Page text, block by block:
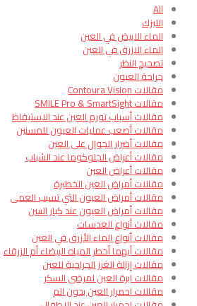
All
الليزك
الماء الابيض في العين
الماء الازرق في العين
تصحيح النظر
جراحة العيون
مقالات Contoura Vision
مقالات SMILE Pro & SmartSight
مقالات أسباب تورم العين عند الاستيقاظ
مقالات أصعب عمليات العيون للمسنين
مقالات أضرار الجوال على العين
مقالات أعراض الجلوكوما عند الشباب
مقالات أعراض العين
مقالات أمراض العين الخطيرة
مقالات أمراض العيون التي تسبب العمى
مقالات أمراض العيون عند كبار السن
مقالات أنواع العدسات
مقالات أنواع الماء الأزرق في العين
مقالات أيهما أخطر المياه البيضاء أم الزرقاء
مقالات إزالة الغرز الجراحية للعين
مقالات ابرة العين لمرضى السكر
مقالات احمرار العين بدون الم